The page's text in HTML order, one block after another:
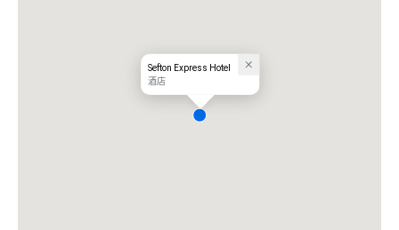
Sefton Express Hotel
酒店